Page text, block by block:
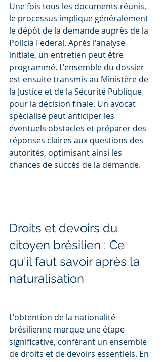
Une fois tous les documents réunis,
le processus implique généralement
le dépôt de la demande auprès de la
Polícia Federal. Après l'analyse
initiale, un entretien peut être
programmé. L'ensemble du dossier
est ensuite transmis au Ministère de
la Justice et de la Sécurité Publique
pour la décision finale. Un avocat
spécialisé peut anticiper les
éventuels obstacles et préparer des
réponses claires aux questions des
autorités, optimisant ainsi les
chances de succès de la demande.
Droits et devoirs du
citoyen brésilien : Ce
qu'il faut savoir après la
naturalisation
L'obtention de la nationalité
brésilienne marque une étape
significative, conférant un ensemble
de droits et de devoirs essentiels. En